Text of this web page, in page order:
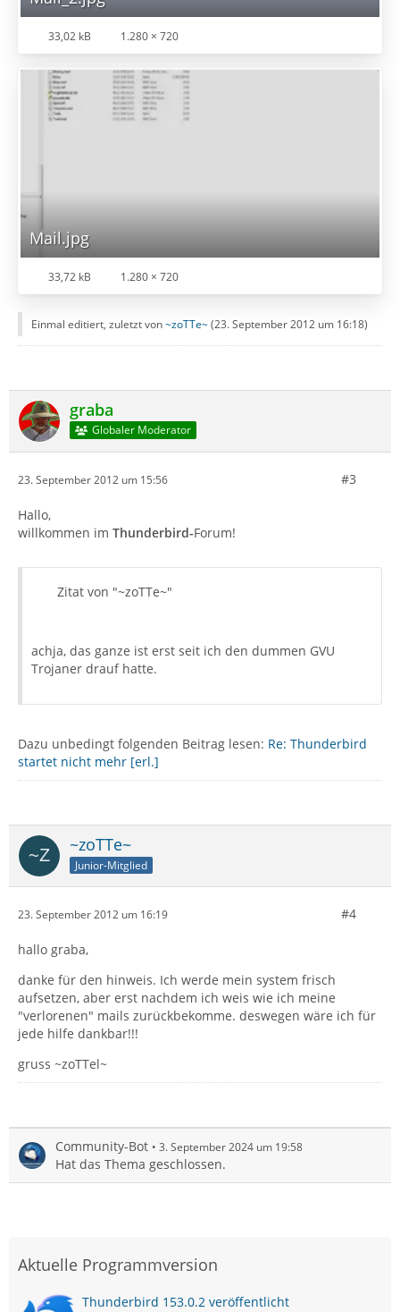
33,02 kB 1.280 × 720
Mail.jpg
33,72 kB 1.280 × 720
Einmal editiert, zuletzt von~zoTTe~(23. September 2012 um 16:18)
graba
Globaler Moderator
23. September 2012 um 15:56 #3
Hallo,
willkommen im Thunderbird-Forum!
Zitat von "~zoTTe~"
achja, das ganze ist erst seit ich den dummen GVU
Trojaner drauf hatte.
Dazu unbedingt folgenden Beitrag lesen: Re: Thunderbird
startet nicht mehr [erl.]
~zoTTe~
Junior-Mitglied
23. September 2012 um 16:19 #4
hallo graba,
danke für den hinweis. Ich werde mein system frisch
aufsetzen, aber erst nachdem ich weis wie ich meine
"verlorenen" mails zurückbekomme. deswegen wäre ich für
jede hilfe dankbar!!!
gruss ~zoTTel~
Community-Bot 3. September 2024 um 19:58
Hat das Thema geschlossen.
Aktuelle Programmversion
Thunderbird 153.0.2 veröffentlicht